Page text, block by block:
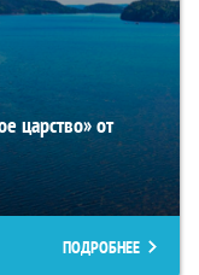
царство» от
ПОДРОБНЕЕ